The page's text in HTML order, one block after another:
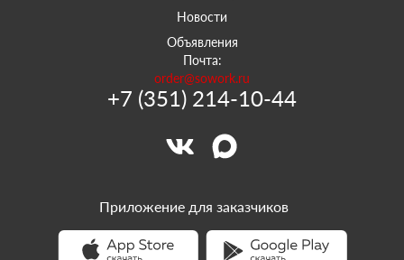
Новости
Объявления
Почта:
order@sowork.ru
+7 (351) 214-10-44
Приложение для заказчиков